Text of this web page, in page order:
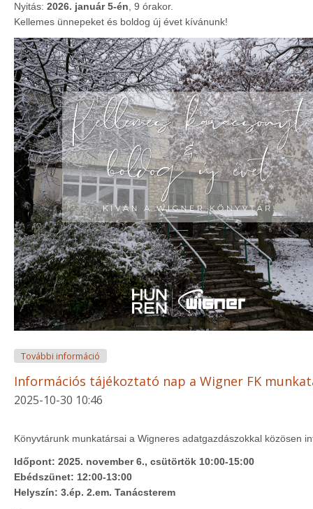
Nyitás: 2026. január 5-én , 9 órakor.
Kellemes ünnepeket és boldog új évet kívánunk!
További információ
Információs tájékoztató nap a Wigner FK
2025-10-30 10:46
Könyvtárunk munkatársai a Wigneres adatgazdászokkal közösen
Időpont: 2025. november 6., csütörtök 10:00-15:00
Ebédszünet: 12:00-13:00
Helyszín: 3.ép. 2.em. Tanácsterem